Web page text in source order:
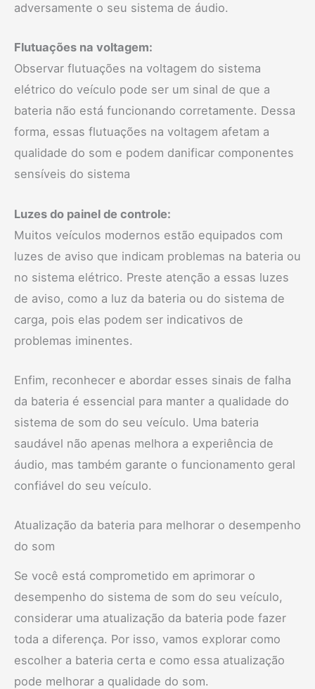
adversamente o seu sistema de áudio.
Flutuações na voltagem:
Observar flutuações na voltagem do sistema
elétrico do veículo pode ser um sinal de que a
bateria não está funcionando corretamente. Dessa
forma, essas flutuações na voltagem afetam a
qualidade do som e podem danificar componentes
sensíveis do sistema
Luzes do painel de controle:
Muitos veículos modernos estão equipados com
luzes de aviso que indicam problemas na bateria ou
no sistema elétrico. Preste atenção a essas luzes
de aviso, como a luz da bateria ou do sistema de
carga, pois elas podem ser indicativos de
problemas iminentes.
Enfim, reconhecer e abordar esses sinais de falha
da bateria é essencial para manter a qualidade do
sistema de som do seu veículo. Uma bateria
saudável não apenas melhora a experiência de
áudio, mas também garante o funcionamento geral
confiável do seu veículo.
Atualização da bateria para melhorar o desempenho
do som
Se você está comprometido em aprimorar o
desempenho do sistema de som do seu veículo,
considerar uma atualização da bateria pode fazer
toda a diferença. Por isso, vamos explorar como
escolher a bateria certa e como essa atualização
pode melhorar a qualidade do som.